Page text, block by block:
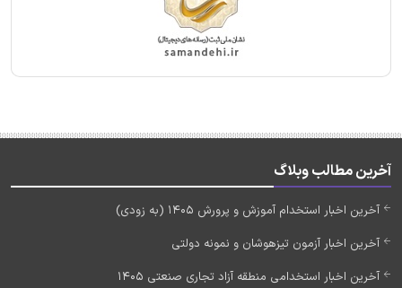
آخرین مطالب وبلاگ
آخرین اخبار استخدام آموزش و پرورش 1405 (به زودی)
آخرین اخبار آزمون تیزهوشان و نمونه دولتی
آخرین اخبار استخدامی منطقه آزاد تجاری صنعتی 1405